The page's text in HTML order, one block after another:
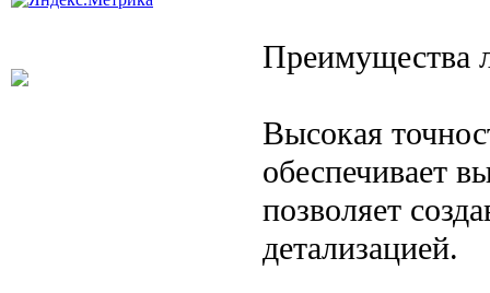
Преимущества
Высокая
обеспечивает
позволяет
детализацией.